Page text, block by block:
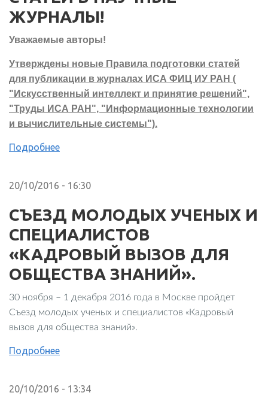
ЖУРНАЛЫ!
Уважаемые авторы!
Утверждены новые Правила подготовки статей
для публикации в журналах ИСА ФИЦ ИУ РАН (
"Искусственный интеллект и принятие решений",
"Труды ИСА РАН", "Информационные технологии
и вычислительные системы").
Подробнее
20/10/2016 - 16:30
СЪЕЗД МОЛОДЫХ УЧЕНЫХ И
СПЕЦИАЛИСТОВ
«КАДРОВЫЙ ВЫЗОВ ДЛЯ
ОБЩЕСТВА ЗНАНИЙ».
30 ноября – 1 декабря 2016 года в Москве пройдет
Съезд молодых ученых и специалистов «Кадровый
вызов для общества знаний».
Подробнее
20/10/2016 - 13:34